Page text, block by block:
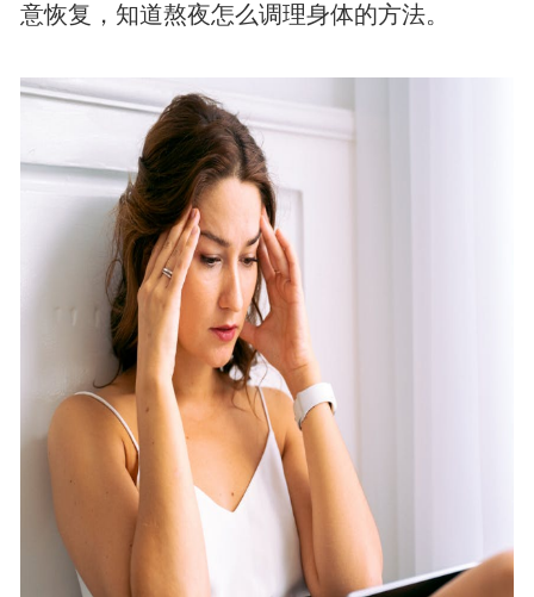
意恢复，知道熬夜怎么调理身体的方法。